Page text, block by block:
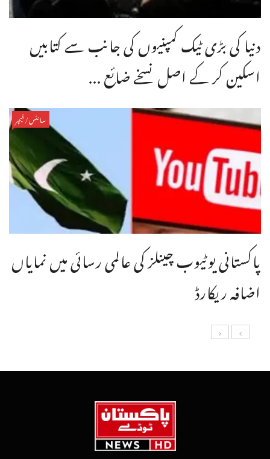
دنیا کی بڑی ٹیک کمپنیوں کی جانب سے کتابیں
اسکین کر کے اصل نسخے ضائع ...
سائنس/فیچر
پاکستانی یوٹیوب چینلز کی عالمی رسائی میں نمایاں
اضافہ ریکارڈ